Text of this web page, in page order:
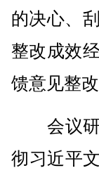
的决心、
整改成效
馈意见整
会议研
彻习近平